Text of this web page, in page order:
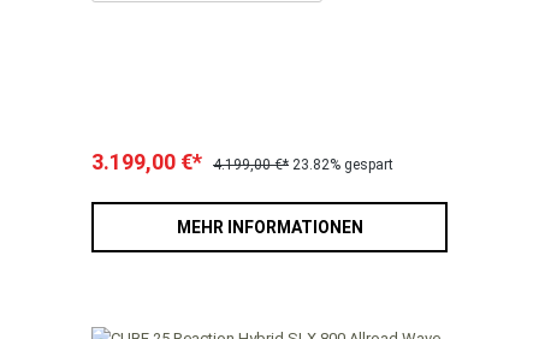
3.199,00 €* 4.199,00 €* 23.82% gespart
MEHR INFORMATIONEN